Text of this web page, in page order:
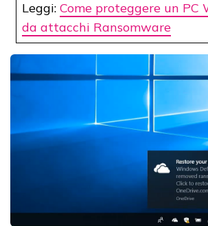
Leggi: Come proteggere un PC
da attacchi Ransomware